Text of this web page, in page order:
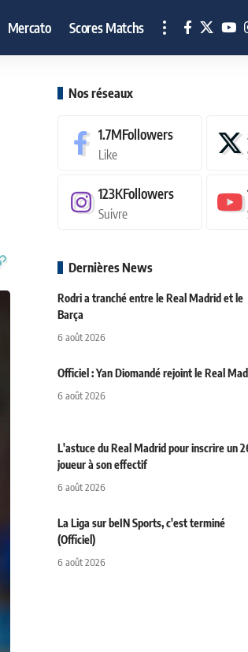
Mercato Scores Matchs
Nos réseaux
1.7MFollowers
Like
123KFollowers
Suivre
Dernières News
Rodri a tranché entre le Real Madrid et le
Barça
6 août 2026
Officiel : Yan Diomandé rejoint le Real
6 août 2026
L'astuce du Real Madrid pour inscrire un
joueur à son effectif
6 août 2026
La Liga sur beIN Sports, c'est terminé
(Officiel)
6 août 2026